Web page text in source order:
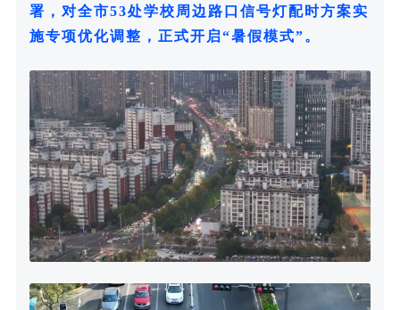
署，对全市53处学校周边路口信号灯配时方案实
施专项优化调整，正式开启“暑假模式”。